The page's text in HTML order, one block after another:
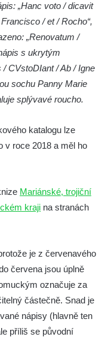
v
„Hanc voto / dicavit
/ et / Rocho“,
„Renovatum /
s ukrytým
CVstoDIant / Ab / Igne
sochu Panny Marie
splývavé roucho.
katalogu lze
v roce 2018 a měl ho
Mariánské, trojiční
kraji na stranách
je z červenavého
červena jsou úplně
označuje za
částečně. Snad je
nápisy (hlavně ten
příliš se původní